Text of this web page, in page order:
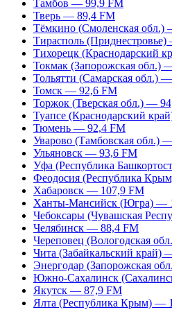
Тамбов — 99,9 FM
Тверь — 89,4 FM
Тёмкино (Смоленская обл.)
Тирасполь
Тихорецк (Краснодарский
Токмак (Запорожская обл.)
Тольятти (Самарская обл.)
Томск — 92,6 FM
Торжок (Тверская обл.) —
Туапсе (Краснодарский
Тюмень — 92,4 FM
Уварово (Тамбовская обл.)
Ульяновск — 93,6 FM
Уфа (Республика
Феодосия (Республика
Хабаровск — 107,9 FM
Ханты-Мансийск (Югра) —
Чебоксары (Чувашская
Челябинск — 88,4 FM
Череповец (Вологодская
Чита (Забайкальский край)
Энергодар (Запорожская
Южно-Сахалинск
Якутск — 87,9 FM
Ялта (Республика Крым) —